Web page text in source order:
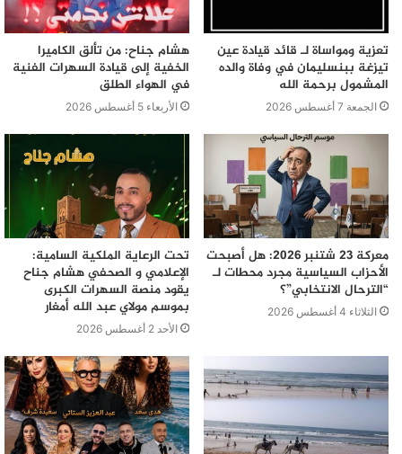
تعزية ومواساة لـ قائد قيادة عين
تيزغة ببنسليمان في وفاة والده
المشمول برحمة الله
الجمعة 7 أغسطس 2026
هشام جناح: من تألق الكاميرا
الخفية إلى قيادة السهرات الفنية
في الهواء الطلق
الأربعاء 5 أغسطس 2026
معركة 23 شتنبر 2026: هل أصبحت
الأحزاب السياسية مجرد محطات لـ
“الترحال الانتخابي”؟
الثلاثاء 4 أغسطس 2026
تحت الرعاية الملكية السامية:
الإعلامي و الصحفي هشام جناح
يقود منصة السهرات الكبرى
بموسم مولاي عبد الله أمغار
الأحد 2 أغسطس 2026